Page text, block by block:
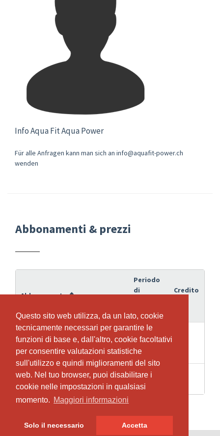
Questo sito web utilizza, da un lato, cookie
tecnicamente necessari per garantire le
funzioni di base e, dall'altro, cookie facoltativi
per consentire valutazioni statistiche
sull'utilizzo e quindi miglioramenti del sito
web. Nel tuo browser, puoi disabilitare i
cookie nelle impostazioni in qualsiasi
momento. Maggiori informazioni
Solo il necessario Accetta
Questo sito web utilizza, da un lato, cookie
tecnicamente necessari per garantire le
funzioni di base e, dall'altro, cookie facoltativi
per consentire valutazioni statistiche
sull'utilizzo e quindi miglioramenti del sito
web. Nel tuo browser, puoi disabilitare i
cookie nelle impostazioni in qualsiasi
momento. Maggiori informazioni
Solo il necessario Accetta
Info Aqua Fit Aqua Power
Für alle Anfragen kann man sich an info@aquafit-power.ch
wenden
Abbonamenti & prezzi
Abbonamento
Periodo
di
Credito
2026-02
18.10.2026
-
20.12.2026
Schnupperabo
2
Settimane